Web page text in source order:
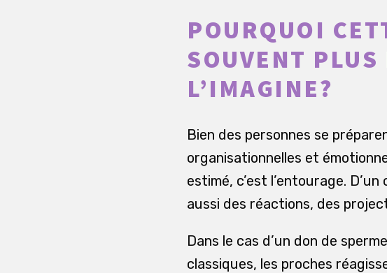
POURQUOI
SOUVENT
L’IMAGINE?
Bien des personnes se
organisationnelles et
estimé, c’est l’entourage.
aussi des réactions, des
Dans le cas d’un don de
classiques, les proches